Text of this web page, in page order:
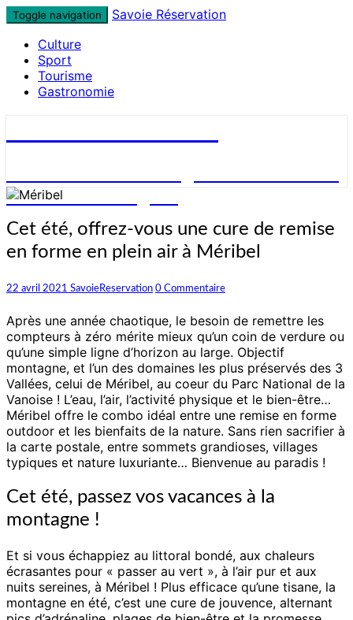
Skip
content
Toggle navigation
Savoie Réservation
Culture
Sport
Tourisme
Gastronomie
et réservez en ligne !
Cet
offrez-
une
de
remise
en
forme
en
plein
air
à
Méribel
Cet été, offrez-vous une cure de remise
en forme en plein air à Méribel
22 avril 2021 SavoieReservation Commentaires
0 Commentaire
Après une année chaotique, le besoin de remettre les
compteurs à zéro mérite mieux qu’un coin de verdure ou
qu’une simple ligne d’horizon au large. Objectif
montagne, et l’un des domaines les plus préservés des 3
Vallées, celui de Méribel, au coeur du Parc National de la
Vanoise ! L’eau, l’air, l’activité physique et le bien-être…
Méribel offre le combo idéal entre une remise en forme
outdoor et les bienfaits de la nature. Sans rien sacrifier à
la carte postale, entre sommets grandioses, villages
typiques et nature luxuriante… Bienvenue au paradis !
Cet été, passez vos vacances à la
montagne !
Et si vous échappiez au littoral bondé, aux chaleurs
écrasantes pour « passer au vert », à l’air pur et aux
nuits sereines, à Méribel ! Plus efficace qu’une tisane, la
montagne en été, c’est une cure de jouvence, alternant